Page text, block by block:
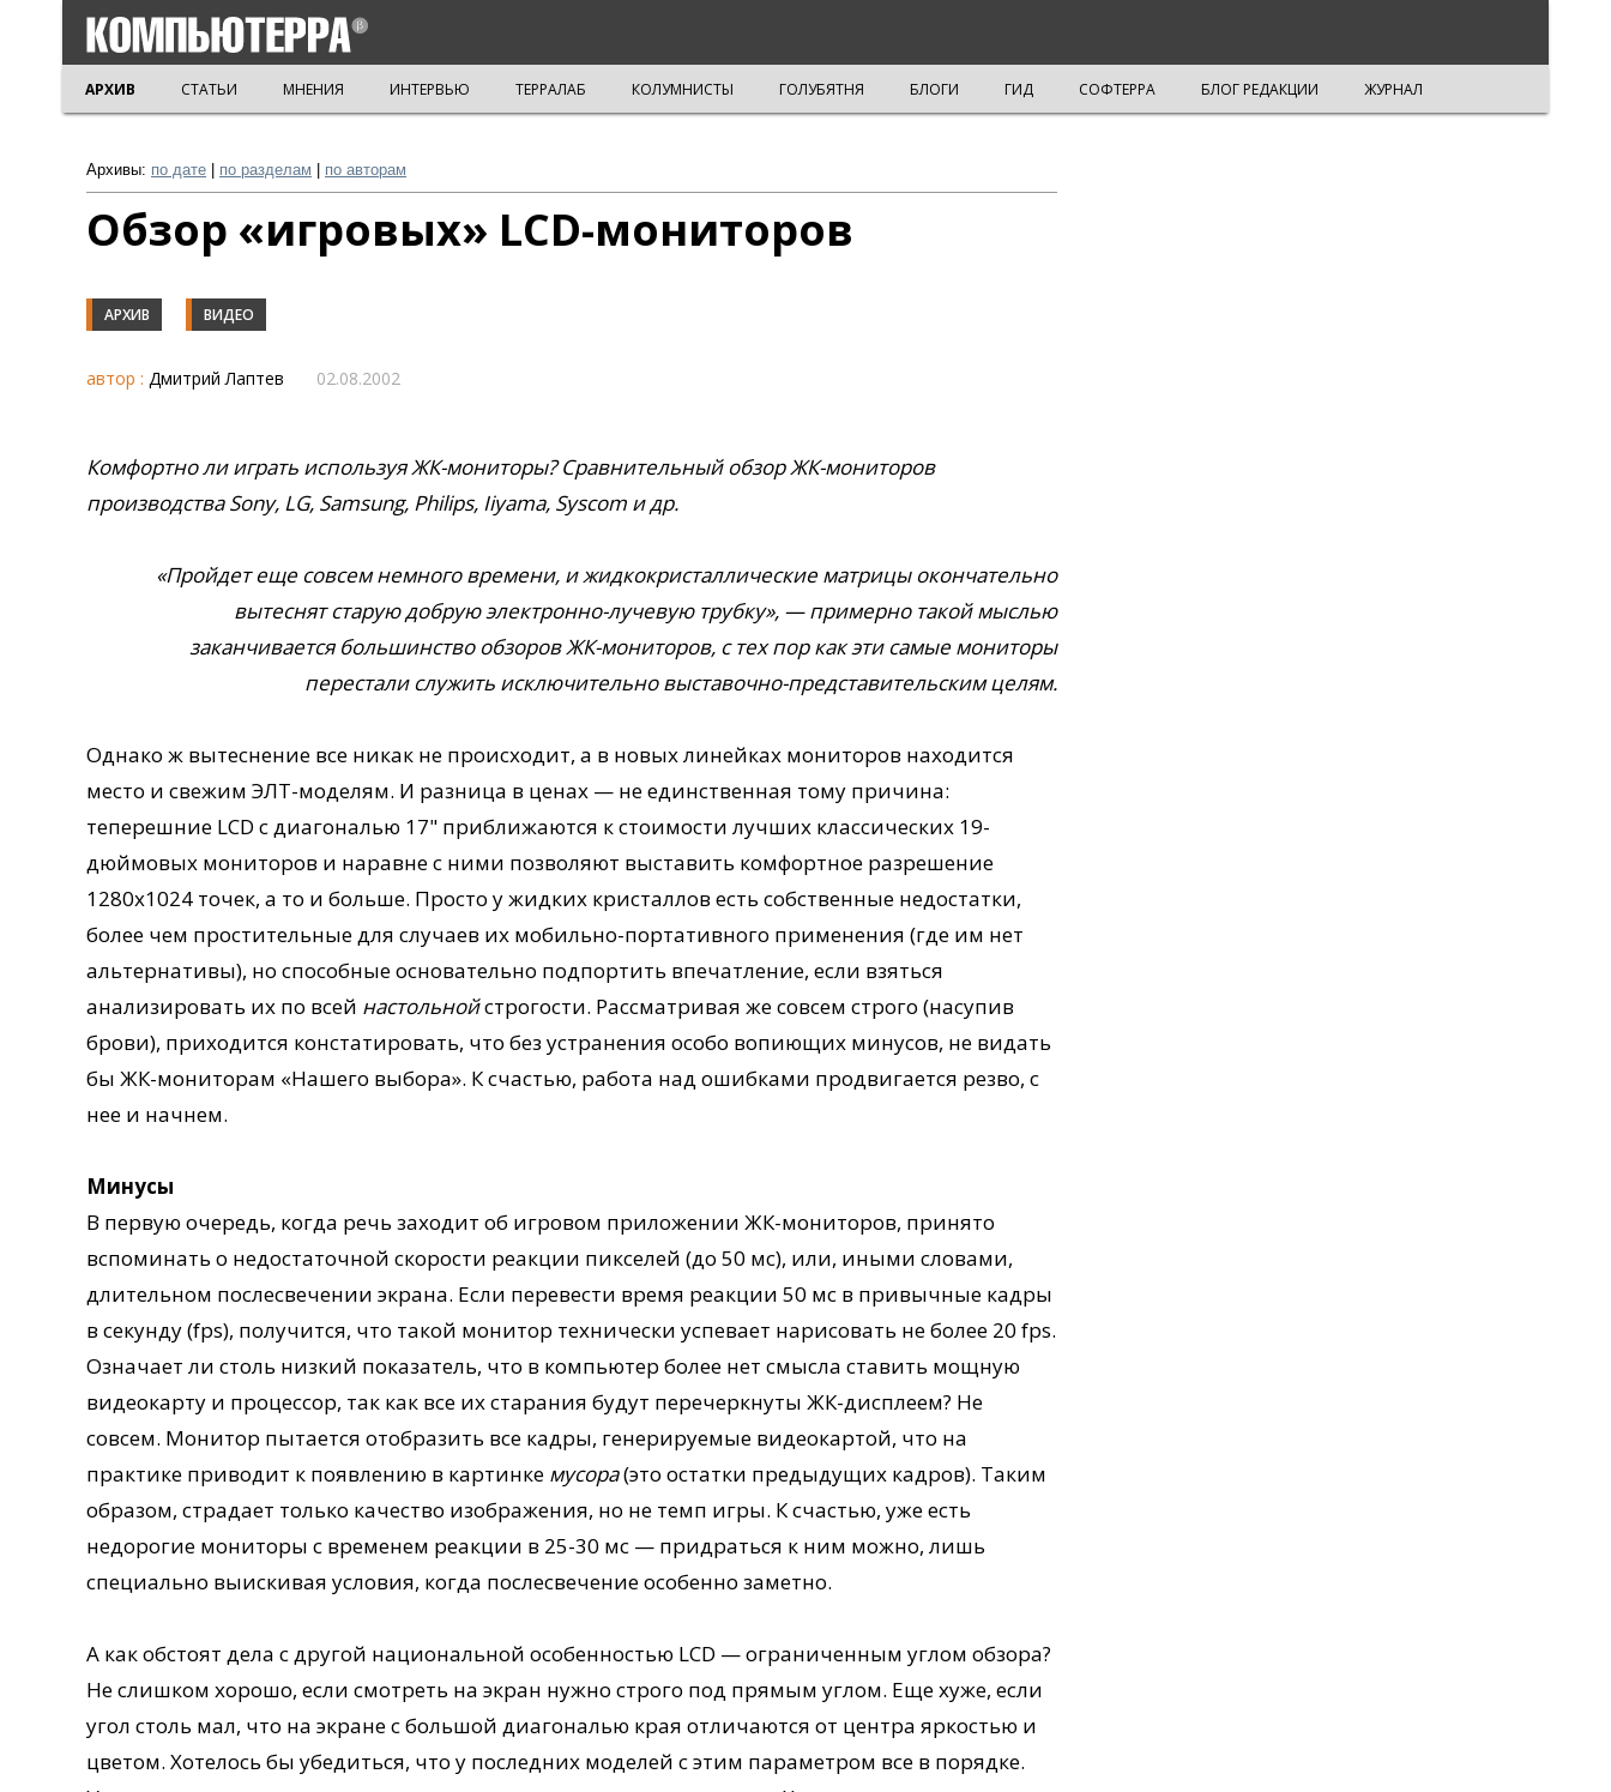
АРХИВ СТАТЬИ МНЕНИЯ ИНТЕРВЬЮ ТЕРРАЛАБ КОЛУМНИСТЫ ГОЛУБЯТНЯ БЛОГИ ГИД СОФТЕРРА БЛОГ РЕДАКЦИИ ЖУРНАЛ
Архивы: по дате по разделам по авторам
Обзор «игровых» LCD-мониторов
АРХИВ ВИДЕО
автор : Дмитрий Лаптев 02.08.2002
Комфортно ли играть используя ЖК-мониторы? Сравнительный обзор ЖК-мониторов
производства Sony, LG, Samsung, Philips, Iiyama, Syscom и др.
«Пройдет еще совсем немного времени, и жидкокристаллические матрицы окончательно
вытеснят старую добрую электронно-лучевую трубку», — примерно такой мыслью
заканчивается большинство обзоров ЖК-мониторов, с тех пор как эти самые мониторы
перестали служить исключительно выставочно-представительским целям.
Однако ж вытеснение все никак не происходит, а в новых линейках мониторов находится
место и свежим ЭЛТ-моделям. И разница в ценах — не единственная тому причина:
теперешние LCD с диагональю 17" приближаются к стоимости лучших классических 19-
дюймовых мониторов и наравне с ними позволяют выставить комфортное разрешение
1280х1024 точек, а то и больше. Просто у жидких кристаллов есть собственные недостатки,
более чем простительные для случаев их мобильно-портативного применения (где им нет
альтернативы), но способные основательно подпортить впечатление, если взяться
анализировать их по всей настольнойстрогости. Рассматривая же совсем строго (насупив
брови), приходится констатировать, что без устранения особо вопиющих минусов, не видать
бы ЖК-мониторам «Нашего выбора». К счастью, работа над ошибками продвигается резво, с
нее и начнем.
Минусы
В первую очередь, когда речь заходит об игровом приложении ЖК-мониторов, принято
вспоминать о недостаточной скорости реакции пикселей (до 50 мс), или, иными словами,
длительном послесвечении экрана. Если перевести время реакции 50 мс в привычные кадры
в секунду (fps), получится, что такой монитор технически успевает нарисовать не более 20 fps.
Означает ли столь низкий показатель, что в компьютер более нет смысла ставить мощную
видеокарту и процессор, так как все их старания будут перечеркнуты ЖК-дисплеем? Не
совсем. Монитор пытается отобразить все кадры, генерируемые видеокартой, что на
практике приводит к появлению в картинке мусора(это остатки предыдущих кадров). Таким
образом, страдает только качество изображения, но не темп игры. К счастью, уже есть
недорогие мониторы с временем реакции в 25-30 мс — придраться к ним можно, лишь
специально выискивая условия, когда послесвечение особенно заметно.
А как обстоят дела с другой национальной особенностью LCD — ограниченным углом обзора?
Не слишком хорошо, если смотреть на экран нужно строго под прямым углом. Еще хуже, если
угол столь мал, что на экране с большой диагональю края отличаются от центра яркостью и
цветом. Хотелось бы убедиться, что у последних моделей с этим параметром все в порядке.